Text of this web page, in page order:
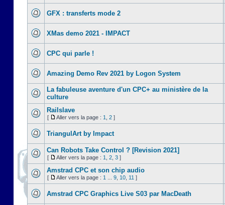
GFX : transferts mode 2
XMas demo 2021 - IMPACT
CPC qui parle !
Amazing Demo Rev 2021 by Logon System
La fabuleuse aventure d'un CPC+ au ministère de la
culture
Railslave
[ Aller vers la page : 1 2 ]
TriangulArt by Impact
Can Robots Take Control ? [Revision 2021]
[ Aller vers la page : 1 2 3 ]
Amstrad CPC et son chip audio
[ Aller vers la page : 1 9 10 11 ]
Amstrad CPC Graphics Live S03 par MacDeath